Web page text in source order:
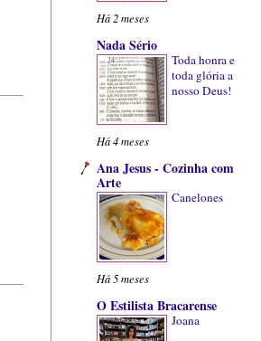
Há 2 meses
Nada Sério
Toda honra e
toda glória a
nosso Deus!
Há 4 meses
Ana Jesus - Cozinha com
Arte
Canelones
Há 5 meses
O Estilista Bracarense
Joana